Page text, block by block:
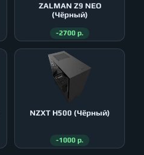
ZALMAN Z9 NEO
(Чёрный)
-2700 р.
NZXT H500 (Чёрный)
-1000 р.